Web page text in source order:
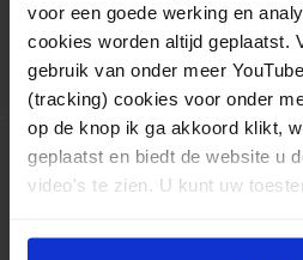
voor een goede werking en
cookies worden altijd geplaatst.
gebruik van onder meer
(tracking) cookies voor onder
op de knop ik ga akkoord klikt,
geplaatst en biedt de website u
video's te zien. U kunt uw
Download:
AF2116 Factsheets 06-10-
B. Hipple Walters, G. Geuke, I.